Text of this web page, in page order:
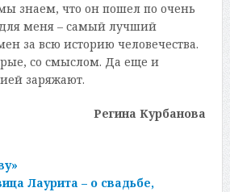
знаем, что он пошел по очень
меня – самый лучший
за всю историю человечества.
со смыслом. Да еще и
заряжают.
Регина Курбанова
Лаурита – о свадьбе,